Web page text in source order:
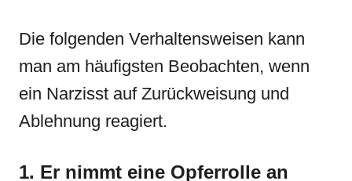
Die folgenden Verhaltensweisen kann
man am häufigsten Beobachten, wenn
ein Narzisst auf Zurückweisung und
Ablehnung reagiert.
1. Er nimmt eine Opferrolle an